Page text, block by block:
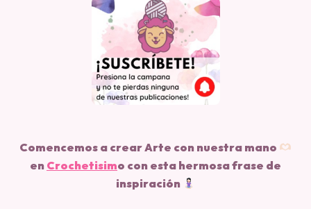
Comencemos a crear Arte con nuestra mano
en Crochetisimo con esta hermosa frase de
inspiración